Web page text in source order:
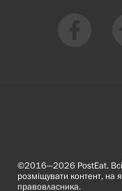
©2016—2026 PostEat. Всі
розміщувати контент, на
правовласника.